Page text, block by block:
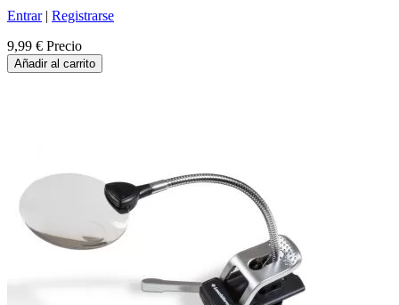
Entrar| Registrarse
9,99 € Precio
Añadir al carrito